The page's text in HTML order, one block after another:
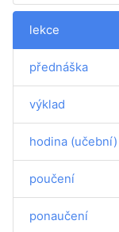
lekce
přednáška
výklad
hodina (učební)
poučení
ponaučení